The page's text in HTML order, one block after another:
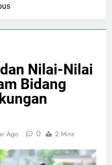
Nilai-Nilai
Bidang
Ago 0 2 Mins